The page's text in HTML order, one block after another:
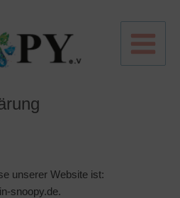
Main
unserer Website ist:
snoopy.de.